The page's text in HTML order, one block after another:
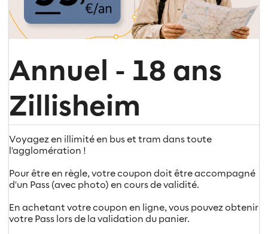
Annuel - 18 ans
Zillisheim
Voyagez en illimité en bus et tram dans toute
l'agglomération !
Pour être en règle, votre coupon doit être accompagné
d'un Pass (avec photo) en cours de validité.
En achetant votre coupon en ligne, vous pouvez obtenir
votre Pass lors de la validation du panier.